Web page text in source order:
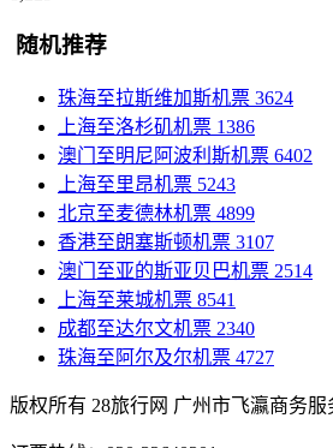
随机推荐
珠海至拉斯维加斯机票 3624
上海至洛杉矶机票 1386
澳门至明尼阿波利斯机票 6402
上海至里昂机票 5243
北京至麦德林机票 4899
香港至朗塞斯顿机票 3107
澳门至亚的斯亚贝巴机票 2514
上海至莱城机票 8541
成都至达尔文机票 2340
珠海至阿尔及尔机票 4727
版权所有 28旅行网 广州市飞瀛商务